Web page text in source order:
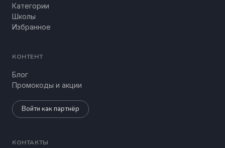
Категории
Школы
Избранное
КОНТЕНТ
Блог
Промокоды и акции
Войти как партнёр
КОНТАКТЫ